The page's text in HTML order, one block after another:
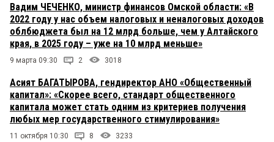
Вадим ЧЕЧЕНКО, министр финансов Омской области: «В
2022 году у нас объем налоговых и неналоговых доходов
облбюджета был на 12 млрд больше, чем у Алтайского
края, в 2025 году – уже на 10 млрд меньше»
9 марта 09:30 2 3018
Асият БАГАТЫРОВА, гендиректор АНО «Общественный
капитал»: «Скорее всего, стандарт общественного
капитала может стать одним из критериев получения
любых мер государственного стимулирования»
11 октября 10:30 8 3233